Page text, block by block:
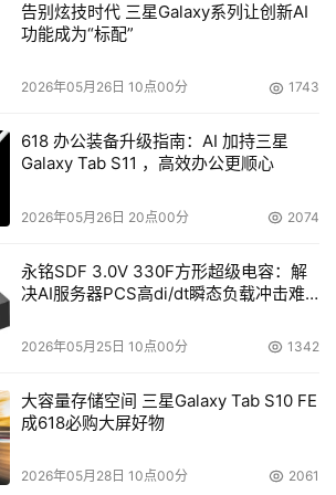
，文章内容仅供参考，不构成投资建议。
告别炫技时代 三星Galaxy系列让创新AI
功能成为“标配”
2026年05月26日 10点00分 1743
618 办公装备升级指南：AI 加持三星
Galaxy Tab S11 ，高效办公更顺心
2026年05月26日 20点00分 2074
永铭SDF 3.0V 330F方形超级电容：解
决AI服务器PCS高di/dt瞬态负载冲击难
2026年05月25日 10点00分 1342
大容量存储空间 三星Galaxy Tab S10 FE
成618必购大屏好物
2026年05月28日 10点00分 2061